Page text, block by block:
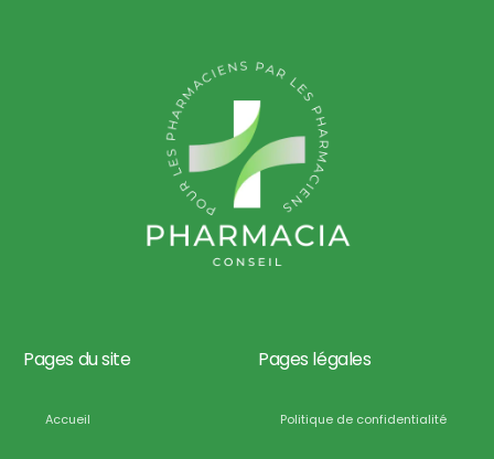
Pages du site
Accueil
Pages légales
Politique de confidentialité